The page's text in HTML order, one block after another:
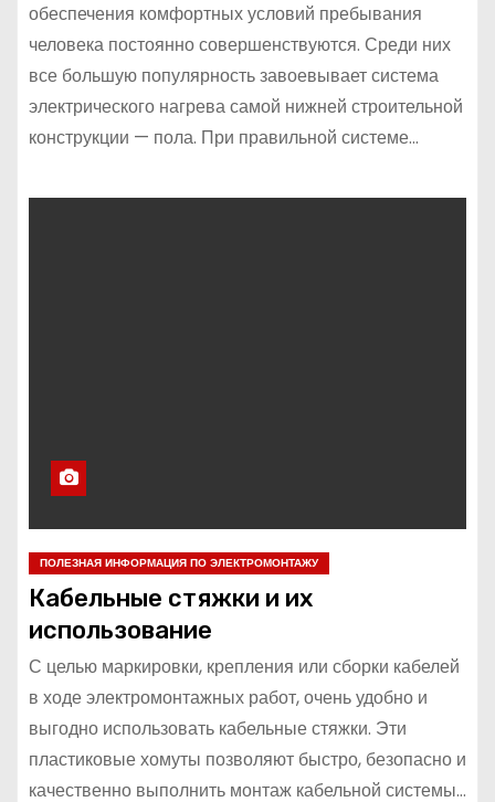
обеспечения комфортных условий пребывания
человека постоянно совершенствуются. Среди них
все большую популярность завоевывает система
электрического нагрева самой нижней строительной
конструкции — пола. При правильной системе…
ПОЛЕЗНАЯ ИНФОРМАЦИЯ ПО ЭЛЕКТРОМОНТАЖУ
Кабельные стяжки и их
использование
С целью маркировки, крепления или сборки кабелей
в ходе электромонтажных работ, очень удобно и
выгодно использовать кабельные стяжки. Эти
пластиковые хомуты позволяют быстро, безопасно и
качественно выполнить монтаж кабельной системы…